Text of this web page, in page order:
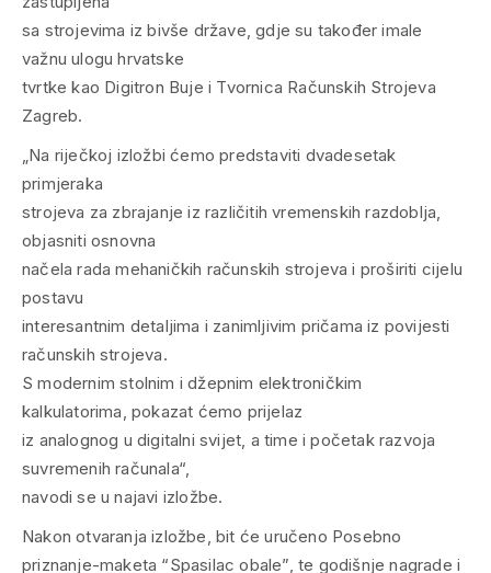
sa strojevima iz bivše države, gdje su također imale
važnu ulogu hrvatske
tvrtke kao Digitron Buje i Tvornica Računskih Strojeva
Zagreb.
„Na riječkoj izložbi ćemo predstaviti dvadesetak
primjeraka
strojeva za zbrajanje iz različitih vremenskih razdoblja,
objasniti osnovna
načela rada mehaničkih računskih strojeva i proširiti cijelu
postavu
interesantnim detaljima i zanimljivim pričama iz povijesti
računskih strojeva.
S modernim stolnim i džepnim elektroničkim
kalkulatorima, pokazat ćemo prijelaz
iz analognog u digitalni svijet, a time i početak razvoja
suvremenih računala“,
navodi se u najavi izložbe.
Nakon otvaranja izložbe, bit će uručeno Posebno
priznanje-maketa “Spasilac obale”, te godišnje nagrade i